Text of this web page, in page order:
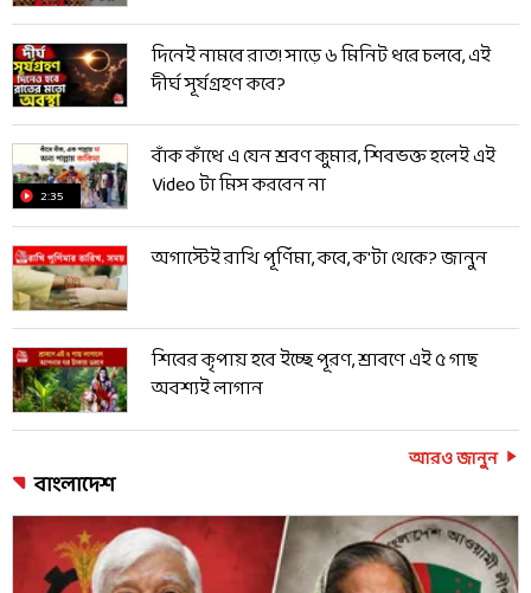
দিনেই নামবে রাত! সাড়ে ৬ মিনিট ধরে চলবে, এই
দীর্ঘ সূর্যগ্রহণ কবে?
2:35
বাঁক কাঁধে এ যেন শ্রবণ কুমার, শিবভক্ত হলেই এই
Video টা মিস করবেন না
অগাস্টেই রাখি পূর্ণিমা, কবে, ক'টা থেকে? জানুন
শিবের কৃপায় হবে ইচ্ছে পূরণ, শ্রাবণে এই ৫ গাছ
অবশ্যই লাগান
আরও জানুন
বাংলাদেশ